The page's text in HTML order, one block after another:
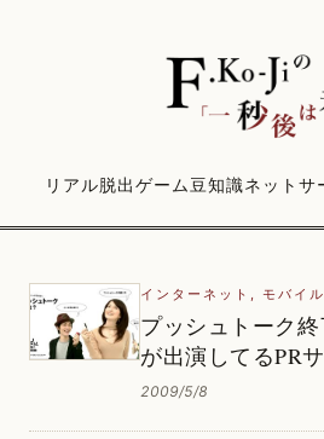
リアル脱出ゲーム豆知識ネットサ
インターネット , モバイル
プッシュトーク
が出演してるPR
2009/5/8